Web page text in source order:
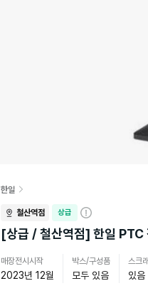
한일
철산역점 상급
자
세
히
보
기
[상급 / 철산역점] 한일
매장전시시작
2023년 12월
박스/구성품
모두 있음
스크
있음